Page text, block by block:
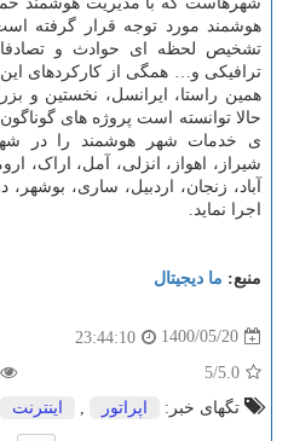
هوشمند مورد توجه قرار گرفته
تشخیص لحظه ای حوادث و
ترافیکی و… همگی از کارکردهای
همین راستا، ایرانسل، نخستین و
حالا توانسته است پروژه های
ی خدمات شهر هوشمند را در
شیراز، اهواز، انزلی، آمل، اراک،
آباد، زنجان، اردبیل، ساری،
اجرا نماید.
منبع: ما دیجیتال
1400/05/20
23:44:10
5.0
/5
تگهای خبر:
اپراتور اینترنت